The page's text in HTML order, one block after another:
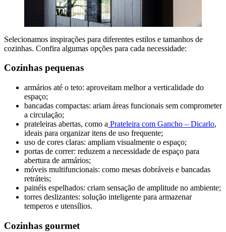
Selecionamos inspirações para diferentes estilos e tamanhos de
cozinhas. Confira algumas opções para cada necessidade:
Cozinhas pequenas
armários até o teto: aproveitam melhor a verticalidade do
espaço;
bancadas compactas: ariam áreas funcionais sem comprometer
a circulação;
prateleiras abertas, como a Prateleira com Gancho – Dicarlo,
ideais para organizar itens de uso frequente;
uso de cores claras: ampliam visualmente o espaço;
portas de correr: reduzem a necessidade de espaço para
abertura de armários;
móveis multifuncionais: como mesas dobráveis e bancadas
retráteis;
painéis espelhados: criam sensação de amplitude no ambiente;
torres deslizantes: solução inteligente para armazenar
temperos e utensílios.
Cozinhas gourmet